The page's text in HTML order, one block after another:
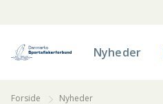
Nyheder
Forside Nyheder